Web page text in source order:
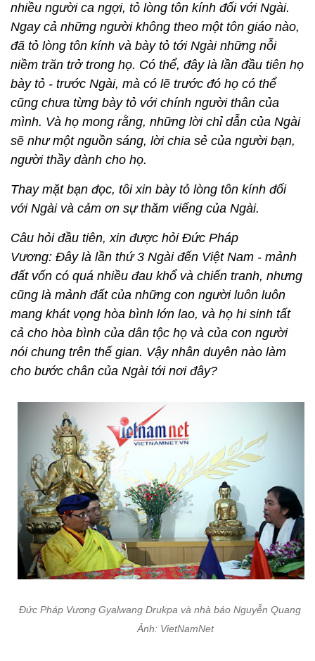
nhiều người ca ngợi, tỏ lòng tôn kính đối với Ngài.
Ngay cả những người không theo một tôn giáo nào,
đã tỏ lòng tôn kính và bày tỏ tới Ngài những nỗi
niềm trăn trở trong họ. Có thể, đây là lần đầu tiên họ
bày tỏ - trước Ngài, mà có lẽ trước đó họ có thể
cũng chưa từng bày tỏ với chính người thân của
mình. Và họ mong rằng, những lời chỉ dẫn của Ngài
sẽ như một nguồn sáng, lời chia sẻ của người bạn,
người thầy dành cho họ.
Thay mặt bạn đọc, tôi xin bày tỏ lòng tôn kính đối
với Ngài và cảm ơn sự thăm viếng của Ngài.
Câu hỏi đầu tiên, xin được hỏi Đức Pháp
Vương: Đây là lần thứ 3 Ngài đến Việt Nam - mảnh
đất vốn có quá nhiều đau khổ và chiến tranh, nhưng
cũng là mảnh đất của những con người luôn luôn
mang khát vọng hòa bình lớn lao, và họ hi sinh tất
cả cho hòa bình của dân tộc họ và của con người
nói chung trên thế gian. Vậy nhân duyên nào làm
cho bước chân của Ngài tới nơi đây?
Đức Pháp Vương Gyalwang Drukpa và nhà báo Nguyễn Quang
Ảnh: VietNamNet